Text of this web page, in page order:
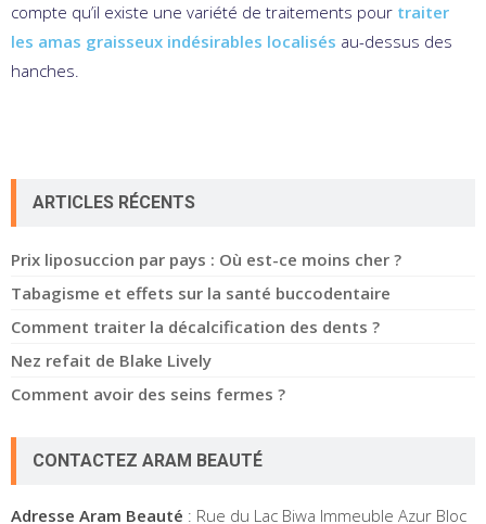
compte qu’il existe une variété de traitements pour traiter
les amas graisseux indésirables localisés au-dessus des
hanches.
ARTICLES RÉCENTS
Prix liposuccion par pays : Où est-ce moins cher ?
Tabagisme et effets sur la santé buccodentaire
Comment traiter la décalcification des dents ?
Nez refait de Blake Lively
Comment avoir des seins fermes ?
CONTACTEZ ARAM BEAUTÉ
Adresse Aram Beauté : Rue du Lac Biwa Immeuble Azur Bloc